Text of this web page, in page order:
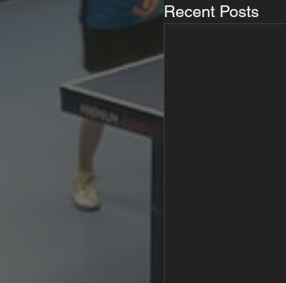
Recent Posts